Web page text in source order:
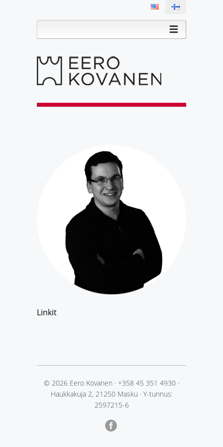
Linkit
© 2026 Eero Kovanen · +358 45 351 4930 ·
Haukkakuja 2, 21250 Masku · Y-tunnus:
2597215-6